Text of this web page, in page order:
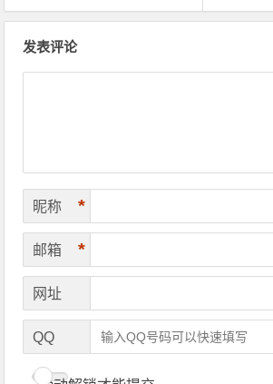
发表评论
昵称 *
邮箱 *
网址
QQ